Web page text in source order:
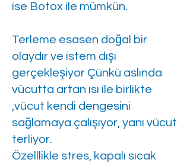
ise Botox ile mümkün.
Terleme esasen doğal bir
olaydır ve istem dışı
gerçekleşiyor Çünkü aslında
vücutta artan ısı ile birlikte
,vücut kendi dengesini
sağlamaya çalışıyor, yanı vücut
terliyor.
Özelllikle stres, kapalı sıcak